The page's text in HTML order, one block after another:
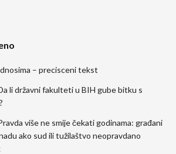
– precisceni tekst
li državni fakulteti u BIH gube bitku s
više ne smije čekati godinama: građani
ako sud ili tužilaštvo neopravdano